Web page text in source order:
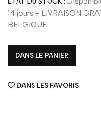
ETAT DU STOCK :
14 jours - LIVRAISON
BELGIQUE
DANS LE PANIER
DANS LES FAVORIS